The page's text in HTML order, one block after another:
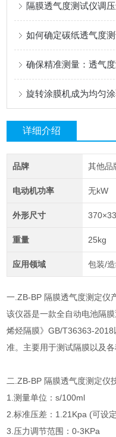
隔膜透气度测试仪调
如何确定碳纸透气度
确保精准测量：透气
旋转涂膜机成为均匀
详细介绍
品牌 其他品
电动机功率 无kW
外形尺寸
重量 25kg
应用领域 包装/
一.ZB-BP 隔膜透气度测定仪
该仪器是一款全自动电池隔
烯烃隔膜》GB/T36363-
准。主要用于测试隔膜以及各
二.ZB-BP 隔膜透气度测定仪
1.测量单位：s/100ml
2.标准压差：1.21Kpa (可设定
3.压力调节范围：0-3KPa